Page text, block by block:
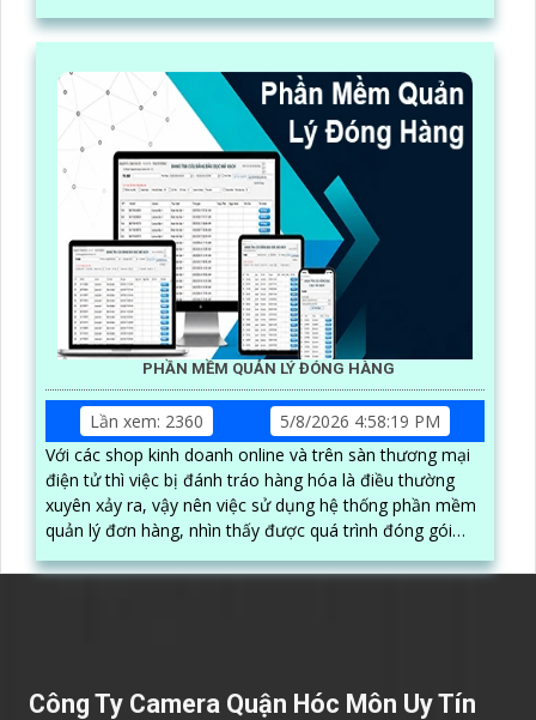
PHẦN MỀM QUẢN LÝ ĐÓNG HÀNG
Lần xem: 2360
5/8/2026 4:58:19 PM
Với các shop kinh doanh online và trên sàn thương mại
điện tử thì việc bị đánh tráo hàng hóa là điều thường
xuyên xảy ra, vậy nên việc sử dụng hệ thống phần mềm
quản lý đơn hàng, nhìn thấy được quá trình đóng gói
hàng hóa, kèm theo đấy là quy trình đóng gói cũng
được ghi lại một cách dễ dàng
Công Ty Camera Quận Hóc Môn Uy Tín